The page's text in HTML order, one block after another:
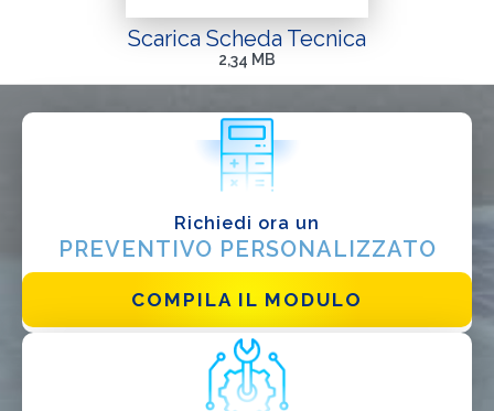
Scarica Scheda Tecnica
2,34 MB
Richiedi ora un
PREVENTIVO PERSONALIZZATO
COMPILA IL MODULO
Altro